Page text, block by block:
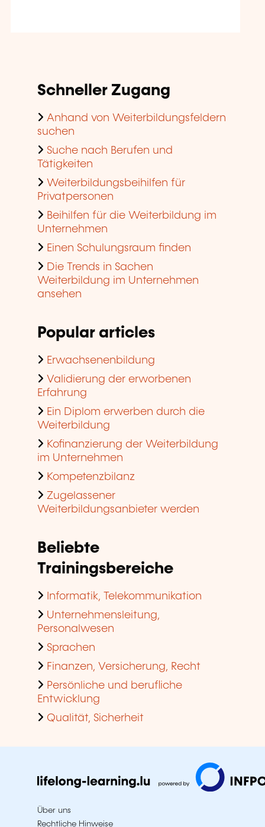
Schneller Zugang
Anhand von Weiterbildungsfeldern
suchen
Suche nach Berufen und
Tätigkeiten
Weiterbildungsbeihilfen für
Privatpersonen
Beihilfen für die Weiterbildung im
Unternehmen
Einen Schulungsraum finden
Die Trends in Sachen
Weiterbildung im Unternehmen
ansehen
Popular articles
Erwachsenenbildung
Validierung der erworbenen
Erfahrung
Ein Diplom erwerben durch die
Weiterbildung
Kofinanzierung der Weiterbildung
im Unternehmen
Kompetenzbilanz
Zugelassener
Weiterbildungsanbieter werden
Beliebte
Trainingsbereiche
Informatik, Telekommunikation
Unternehmensleitung,
Personalwesen
Sprachen
Finanzen, Versicherung, Recht
Persönliche und berufliche
Entwicklung
Qualität, Sicherheit
Über uns
Rechtliche Hinweise